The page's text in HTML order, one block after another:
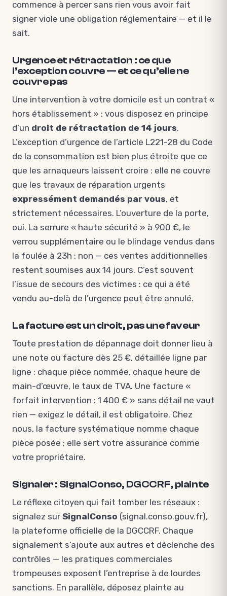
commence à percer sans rien vous avoir fait
signer viole une obligation réglementaire — et il le
sait.
Urgence et rétractation : ce que
l’exception couvre — et ce qu’elle ne
couvre pas
Une intervention à votre domicile est un contrat «
hors établissement » : vous disposez en principe
d’un droit de rétractation de 14 jours.
L’exception d’urgence de l’article L221-28 du Code
de la consommation est bien plus étroite que ce
que les arnaqueurs laissent croire : elle ne couvre
que les travaux de réparation urgents
expressément demandés par vous, et
strictement nécessaires. L’ouverture de la porte,
oui. La serrure « haute sécurité » à 900 €, le
verrou supplémentaire ou le blindage vendus dans
la foulée à 23h : non — ces ventes additionnelles
restent soumises aux 14 jours. C’est souvent
l’issue de secours des victimes : ce qui a été
vendu au-delà de l’urgence peut être annulé.
La facture est un droit, pas une faveur
Toute prestation de dépannage doit donner lieu à
une note ou facture dès 25 €, détaillée ligne par
ligne : chaque pièce nommée, chaque heure de
main-d’œuvre, le taux de TVA. Une facture «
forfait intervention : 1 400 € » sans détail ne vaut
rien — exigez le détail, il est obligatoire. Chez
nous, la facture systématique nomme chaque
pièce posée ; elle sert votre assurance comme
votre propriétaire.
Signaler : SignalConso, DGCCRF, plainte
Le réflexe citoyen qui fait tomber les réseaux :
signalez sur SignalConso (signal.conso.gouv.fr),
la plateforme officielle de la DGCCRF. Chaque
signalement s’ajoute aux autres et déclenche des
contrôles — les pratiques commerciales
trompeuses exposent l’entreprise à de lourdes
sanctions. En parallèle, déposez plainte au